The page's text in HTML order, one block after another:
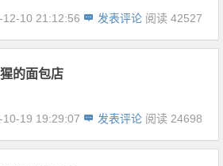
12-10 21:12:56 发表评论 阅读 42527
的面包店
10-19 19:29:07 发表评论 阅读 24698